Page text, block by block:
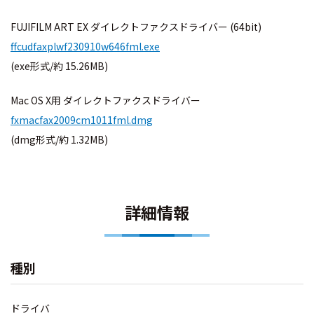
FUJIFILM ART EX ダイレクトファクスドライバー (64bit)
ffcudfaxplwf230910w646fml.exe
(exe形式/約 15.26MB)
Mac OS X用 ダイレクトファクスドライバー
fxmacfax2009cm1011fml.dmg
(dmg形式/約 1.32MB)
詳細情報
種別
ドライバ